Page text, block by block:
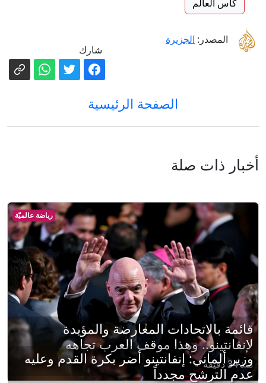
كأس العالم
المصدر: الجزيرة
شارك
الصفحة الرئيسية
أخبار ذات صلة
رياضة عالميّة
قائمة بالاتحادات المعارضة والمؤيدة
لإنفانتينو.. وهذا موقف العرب تجاهه
منذ 34 دقيقة
وزير ألماني: إنفانتينو أضر بكرة القدم وعليه
عدم الترشح مجدداً